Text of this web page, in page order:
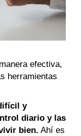
efectiva,
herramientas
y
diario y las
bien. Ahí es